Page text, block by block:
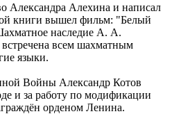
Александра Алехина и написал
книги вышел фильм: "Белый
наследие А. А.
всем шахматным
языки.
Войны Александр Котов
и за работу по модификации
орденом Ленина.